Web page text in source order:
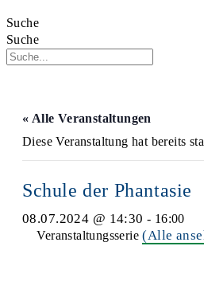
Suche
Suche
« Alle Veranstaltungen
Diese Veranstaltung hat bereits
Schule der Phantasie
08.07.2024 @ 14:30 - 16:00
Veranstaltungsserie(Alle